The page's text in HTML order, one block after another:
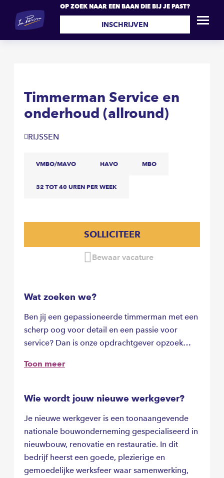
OP ZOEK NAAR EEN BAAN DIE BIJ JE PAST?
INSCHRIJVEN
Timmerman Service en
onderhoud (allround)
RIJSSEN
VMBO/MAVO HAVO MBO
32 TOT 40 UREN PER WEEK
SOLLICITEER
Bewaar vacature
Wat zoeken we?
Ben jij een gepassioneerde timmerman met een
scherp oog voor detail en een passie voor
service? Dan is onze opdrachtgever opzoek
Toon meer
Wie wordt jouw nieuwe werkgever?
Je nieuwe werkgever is een toonaangevende
nationale bouwonderneming gespecialiseerd in
nieuwbouw, renovatie en restauratie. In dit
bedrijf heerst een goede, plezierige en
gemoedelijke werksfeer waar samenwerking,
Timmerman Service en
onderhoud (allround)
SOLLICITEER